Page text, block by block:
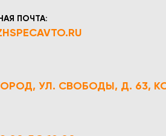
ПОЧТА:
УЛ. СВОБОДЫ, Д. 63,